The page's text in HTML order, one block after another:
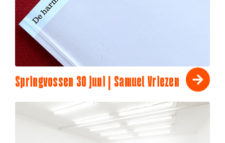
Springvossen 30 juni | Samuel Vriezen